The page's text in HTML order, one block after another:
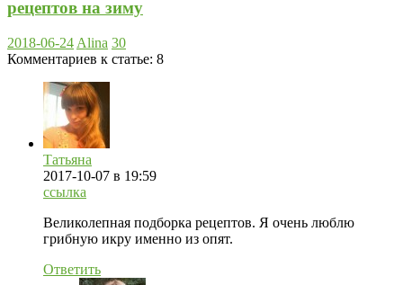
рецептов на зиму
2018-06-24 Alina 30
Комментариев к статье: 8
Татьяна
2017-10-07 в 19:59
ссылка
Великолепная подборка рецептов. Я очень люблю
грибную икру именно из опят.
Ответить